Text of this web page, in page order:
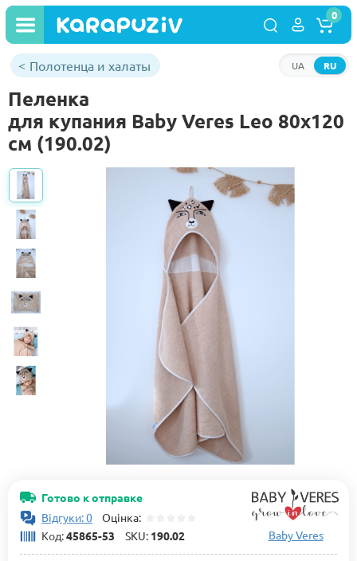
RU
UA
0
Полотенца и халаты
Пеленка
для купания Baby Veres Leo 80х120
см (190.02)
Готово к отправке
Відгуки: 0 Оцінка:
Код:45865-53 SKU: 190.02 Baby Veres